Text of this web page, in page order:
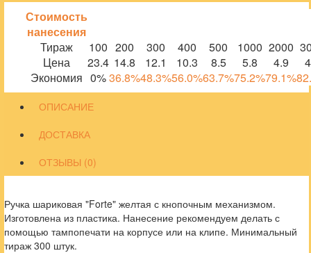
Стоимость
нанесения
Тираж
100 200 300 400 500 1000 2000
Цена
23.4 14.8 12.1 10.3 8.5 5.8 4.9
Экономия 0%36.8%48.3%56.0%63.7%75.2%79.1%
ОПИСАНИЕ
ДОСТАВКА
ОТЗЫВЫ (0)
Ручка шариковая "Forte" желтая с кнопочным механизмом.
Изготовлена из пластика. Нанесение рекомендуем делать с
помощью тампопечати на корпусе или на клипе. Минимальный
тираж 300 штук.